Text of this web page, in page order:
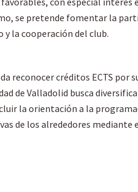
se pretende fomentar la
la cooperación del club.
reconocer créditos ECTS por
de Valladolid busca
la orientación a la
de los alrededores mediante